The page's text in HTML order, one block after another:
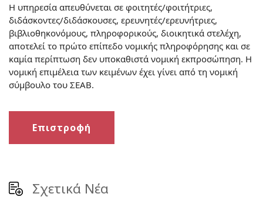
Η υπηρεσία απευθύνεται σε φοιτητές/φοιτήτριες,
διδάσκοντες/διδάσκουσες, ερευνητές/ερευνήτριες,
βιβλιοθηκονόμους, πληροφορικούς, διοικητικά στελέχη,
αποτελεί το πρώτο επίπεδο νομικής πληροφόρησης και σε
καμία περίπτωση δεν υποκαθιστά νομική εκπροσώπηση. Η
νομική επιμέλεια των κειμένων έχει γίνει από τη νομική
σύμβουλο του ΣΕΑΒ.
Επιστροφή
Σχετικά Νέα